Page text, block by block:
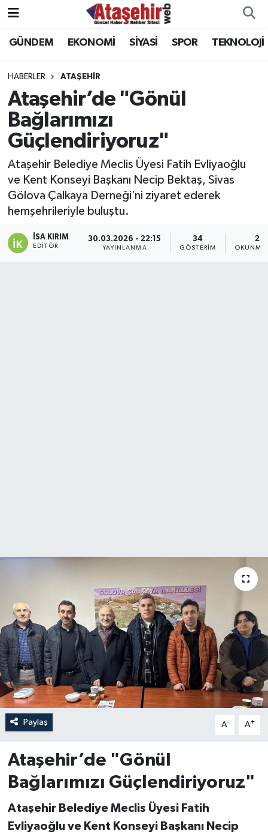
GÜNDEM EKONOMİ SİYASİ SPOR TEKNOLOJİ
HABERLER ATAŞEHİR
Ataşehir’de "Gönül
Bağlarımızı
Güçlendiriyoruz"
Ataşehir Belediye Meclis Üyesi Fatih Evliyaoğlu
ve Kent Konseyi Başkanı Necip Bektaş, Sivas
Gölova Çalkaya Derneği’ni ziyaret ederek
hemşehrileriyle buluştu.
İSA KIRIM
EDITÖR
30.03.2026 - 22:15
YAYINLANMA
34
GÖSTERIM
2
OKUNMA
Paylaş A- A+
Ataşehir’de "Gönül
Bağlarımızı Güçlendiriyoruz"
Ataşehir Belediye Meclis Üyesi Fatih
Evliyaoğlu ve Kent Konseyi Başkanı Necip
Hava Durumu
Trafik Durumu
Süper Lig Puan Durumu ve Fikstür
Tüm Manşetler
Son Dakika Haberleri
Haber Arşivi